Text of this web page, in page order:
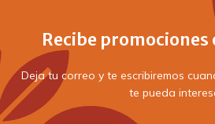
Recibe promociones
Deja tu correo y te escribiremos
te pueda